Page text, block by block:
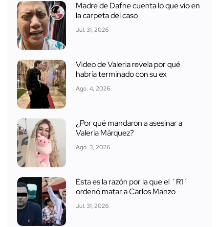
Madre de Dafne cuenta lo que vio en
la carpeta del caso
Jul. 31, 2026
Video de Valeria revela por qué
habría terminado con su ex
Ago. 4, 2026
¿Por qué mandaron a asesinar a
Valeria Márquez?
Ago. 3, 2026
Esta es la razón por la que el ´R1´
ordenó matar a Carlos Manzo
Jul. 31, 2026